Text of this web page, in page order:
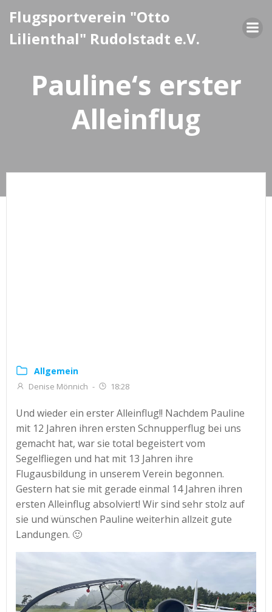
Inhalt
springen
Flugsportverein "Otto
Lilienthal" Rudolstadt e.V.
Pauline‘s erster
Alleinflug
Allgemein
Denise Mönnich - 18:28
Und wieder ein erster Alleinflug!! Nachdem Pauline
mit 12 Jahren ihren ersten Schnupperflug bei uns
gemacht hat, war sie total begeistert vom
Segelfliegen und hat mit 13 Jahren ihre
Flugausbildung in unserem Verein begonnen.
Gestern hat sie mit gerade einmal 14 Jahren ihren
ersten Alleinflug absolviert! Wir sind sehr stolz auf
sie und wünschen Pauline weiterhin allzeit gute
Landungen. 🙂